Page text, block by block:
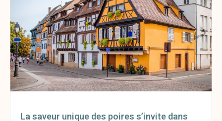
La saveur unique des poires s’invite dans